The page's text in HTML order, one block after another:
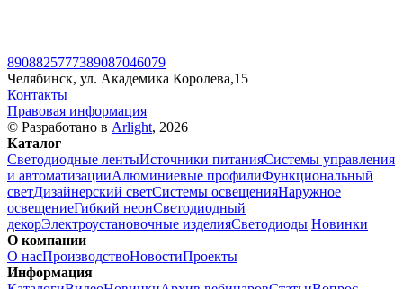
8908825777389087046079
Челябинск, ул. Академика Королева,15
Контакты
Правовая информация
© Разработано в Arlight, 2026
Каталог
Светодиодные лентыИсточники питанияСистемы управления
и автоматизацииАлюминиевые профилиФункциональный
светДизайнерский светСистемы освещенияНаружное
освещениеГибкий неонСветодиодный
декорЭлектроустановочные изделияСветодиоды Новинки
О компании
О насПроизводствоНовостиПроекты
Информация